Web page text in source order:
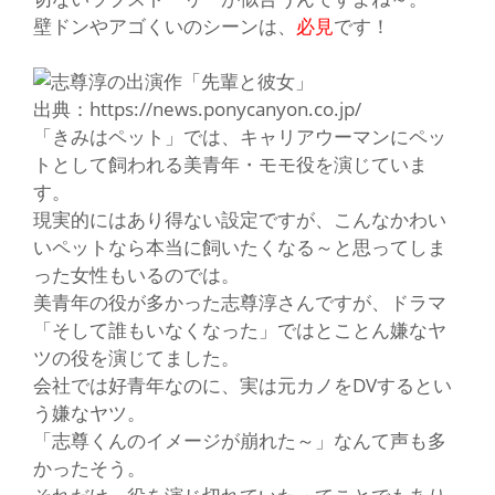
壁ドンやアゴくいのシーンは、 必見です！
出典：https://news.ponycanyon.co.jp/
「きみはペット」 では、キャリアウーマンにペッ
トとして飼われる美青年・モモ役を演じていま
す。
現実的にはあり得ない設定ですが、こんなかわい
いペットなら本当に飼いたくなる～と思ってしま
った女性もいるのでは。
美青年の役が多かった志尊淳さんですが、ドラマ
「そして誰もいなくなった」 ではとことん嫌なヤ
ツの役を演じてました。
会社では好青年なのに、実は元カノをDVするとい
う嫌なヤツ。
「志尊くんのイメージが崩れた～」なんて声も多
かったそう。